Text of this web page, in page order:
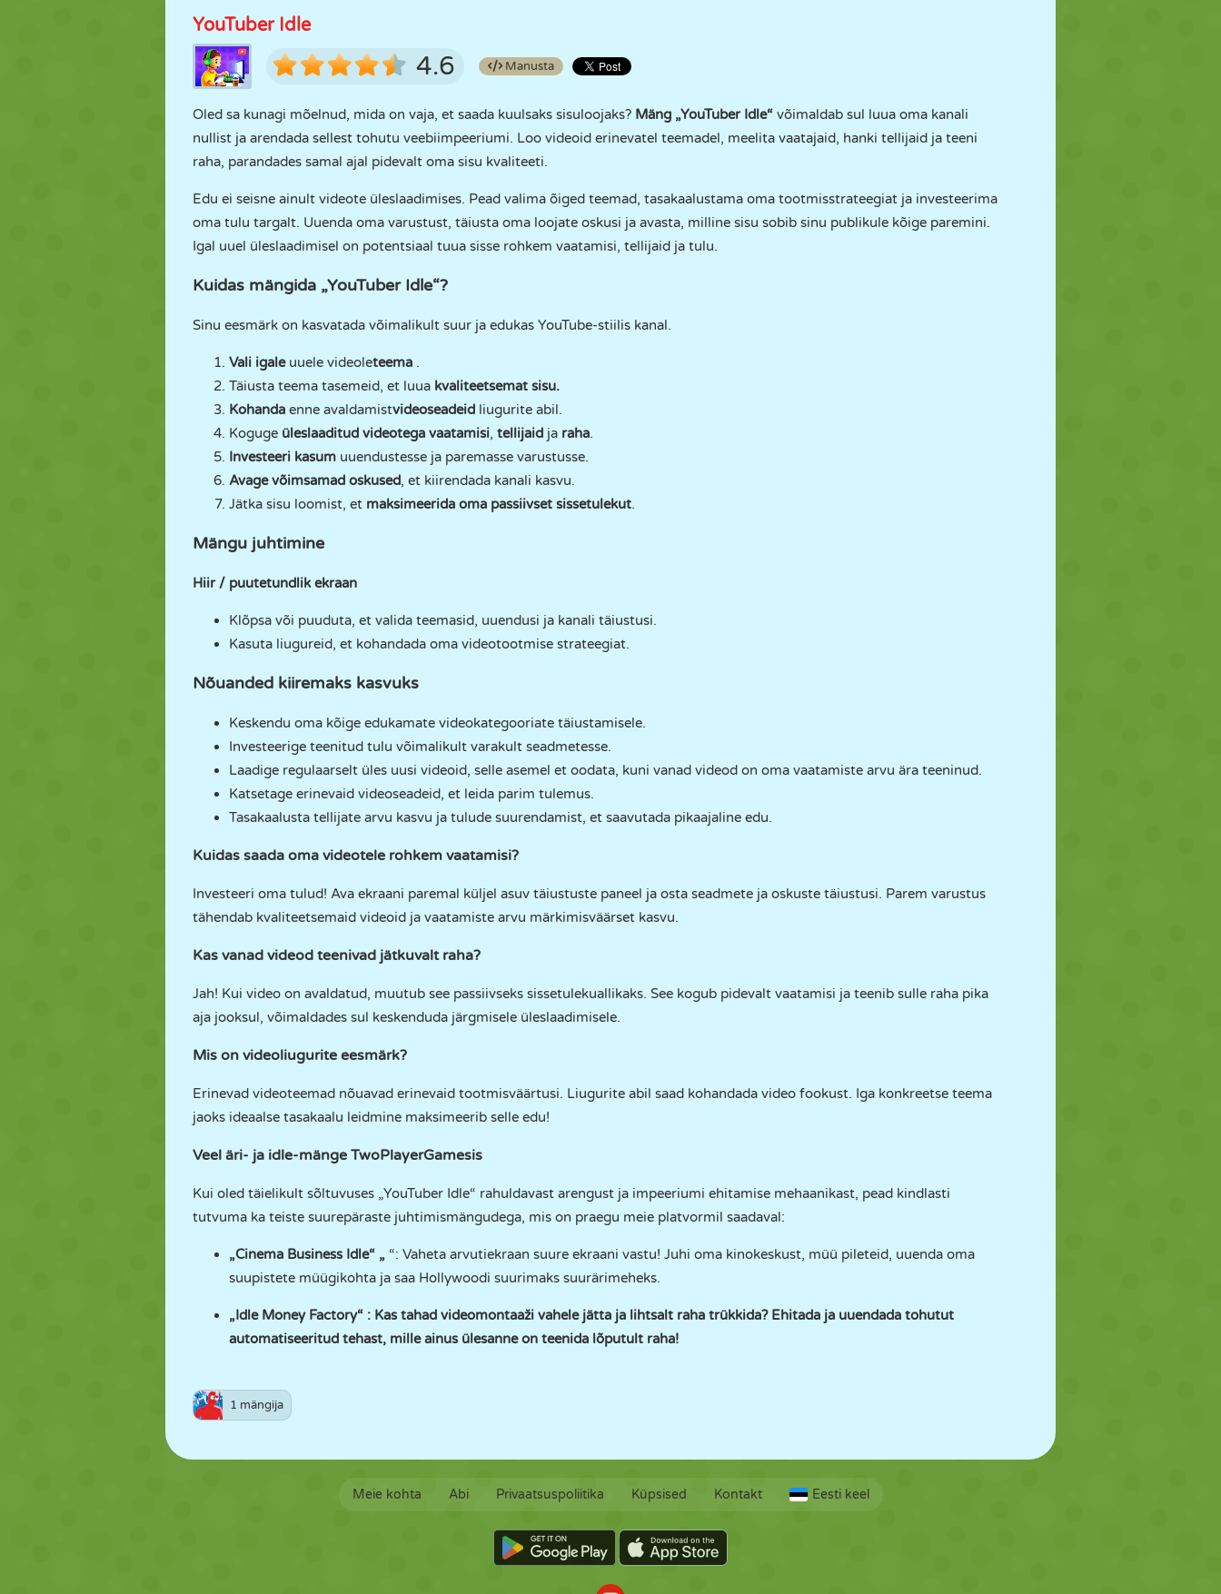
YouTuber Idle
4.6 Manusta
Oled sa kunagi mõelnud, mida on vaja, et saada kuulsaks sisuloojaks? Mäng „YouTuber Idle“ võimaldab sul luua oma kanali
nullist ja arendada sellest tohutu veebiimpeeriumi. Loo videoid erinevatel teemadel, meelita vaatajaid, hanki tellijaid ja teeni
raha, parandades samal ajal pidevalt oma sisu kvaliteeti.
Edu ei seisne ainult videote üleslaadimises. Pead valima õiged teemad, tasakaalustama oma tootmisstrateegiat ja investeerima
oma tulu targalt. Uuenda oma varustust, täiusta oma loojate oskusi ja avasta, milline sisu sobib sinu publikule kõige paremini.
Igal uuel üleslaadimisel on potentsiaal tuua sisse rohkem vaatamisi, tellijaid ja tulu.
Kuidas mängida „YouTuber Idle“?
Sinu eesmärk on kasvatada võimalikult suur ja edukas YouTube-stiilis kanal.
Vali igale uuele videoleteema .
Täiusta teema tasemeid, et luua kvaliteetsemat sisu.
Kohanda enne avaldamistvideoseadeid liugurite abil.
Koguge üleslaaditud videotega vaatamisi, tellijaid ja raha.
Investeeri kasum uuendustesse ja paremasse varustusse.
Avage võimsamad oskused, et kiirendada kanali kasvu.
Jätka sisu loomist, et maksimeerida oma passiivset sissetulekut.
Mängu juhtimine
Hiir / puutetundlik ekraan
Klõpsa või puuduta, et valida teemasid, uuendusi ja kanali täiustusi.
Kasuta liugureid, et kohandada oma videotootmise strateegiat.
Nõuanded kiiremaks kasvuks
Keskendu oma kõige edukamate videokategooriate täiustamisele.
Investeerige teenitud tulu võimalikult varakult seadmetesse.
Laadige regulaarselt üles uusi videoid, selle asemel et oodata, kuni vanad videod on oma vaatamiste arvu ära teeninud.
Katsetage erinevaid videoseadeid, et leida parim tulemus.
Tasakaalusta tellijate arvu kasvu ja tulude suurendamist, et saavutada pikaajaline edu.
Kuidas saada oma videotele rohkem vaatamisi?
Investeeri oma tulud! Ava ekraani paremal küljel asuv täiustuste paneel ja osta seadmete ja oskuste täiustusi. Parem varustus
tähendab kvaliteetsemaid videoid ja vaatamiste arvu märkimisväärset kasvu.
Kas vanad videod teenivad jätkuvalt raha?
Jah! Kui video on avaldatud, muutub see passiivseks sissetulekuallikaks. See kogub pidevalt vaatamisi ja teenib sulle raha pika
aja jooksul, võimaldades sul keskenduda järgmisele üleslaadimisele.
Mis on videoliugurite eesmärk?
Erinevad videoteemad nõuavad erinevaid tootmisväärtusi. Liugurite abil saad kohandada video fookust. Iga konkreetse teema
jaoks ideaalse tasakaalu leidmine maksimeerib selle edu!
Veel äri- ja idle-mänge TwoPlayerGamesis
Kui oled täielikult sõltuvuses „YouTuber Idle“ rahuldavast arengust ja impeeriumi ehitamise mehaanikast, pead kindlasti
tutvuma ka teiste suurepäraste juhtimismängudega, mis on praegu meie platvormil saadaval:
„Cinema Business Idle“ „ “: Vaheta arvutiekraan suure ekraani vastu! Juhi oma kinokeskust, müü pileteid, uuenda oma
suupistete müügikohta ja saa Hollywoodi suurimaks suurärimeheks.
„Idle Money Factory“ : Kas tahad videomontaaži vahele jätta ja lihtsalt raha trükkida? Ehitada ja uuendada tohutut
automatiseeritud tehast, mille ainus ülesanne on teenida lõputult raha!
1 mängija
Meie kohta Abi Privaatsuspoliitika Küpsised Kontakt Eesti keel